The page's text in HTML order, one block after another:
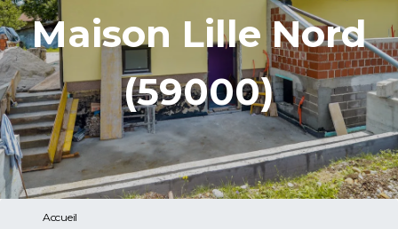
Maison Lille Nord
(59000)
Accueil